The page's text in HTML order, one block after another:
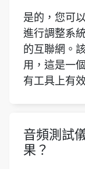
是的，您可
進行調整系
的互聯網。
用，這是一
有工具上有
音頻測試
果？